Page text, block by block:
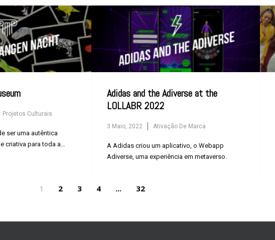
Projetos Culturais
ser uma autêntica
criativa para toda a
Adidas and the Adiverse at the
LOLLABR 2022
3 Maio, 2022 Ativação De Marca
A Adidas criou um aplicativo, o Webapp
Adiverse, uma experiência em metaverso.
1 2 3 4 ... 32